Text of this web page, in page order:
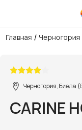
Главная / Черногория
Черногория, Биела
CARINE